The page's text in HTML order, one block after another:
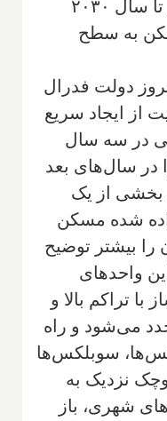
میلیون واحد مسکونی دیگر تا سال ۲۰۳۰
به سطح
امروز دولت فدرال
از ایجاد سریع
مسکونی در سه سال
در سال‌های بعد
بخشی از یک
شده مسکن
را بیشتر توضیح
واحدهای
تراکم بالا و
می‌شود و راه
سو‌بلکس‌ها
نزدیک به
شهری، باز